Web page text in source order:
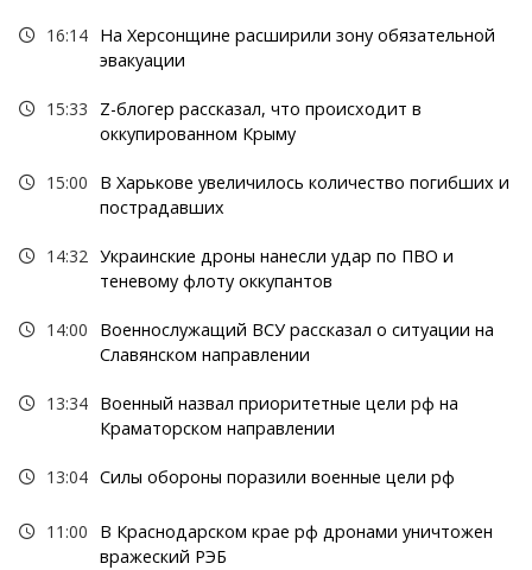
16:14 На Херсонщине расширили зону обязательной
эвакуации
15:33
Z-блогер рассказал, что происходит в
оккупированном Крыму
15:00
В Харькове увеличилось количество погибших и
пострадавших
14:32 Украинские дроны нанесли удар по ПВО и
теневому флоту оккупантов
14:00
Военнослужащий ВСУ рассказал о ситуации на
Славянском направлении
13:34 Военный назвал приоритетные цели рф на
Краматорском направлении
13:04 Силы обороны поразили военные цели рф
11:00
В Краснодарском крае рф дронами уничтожен
вражеский РЭБ